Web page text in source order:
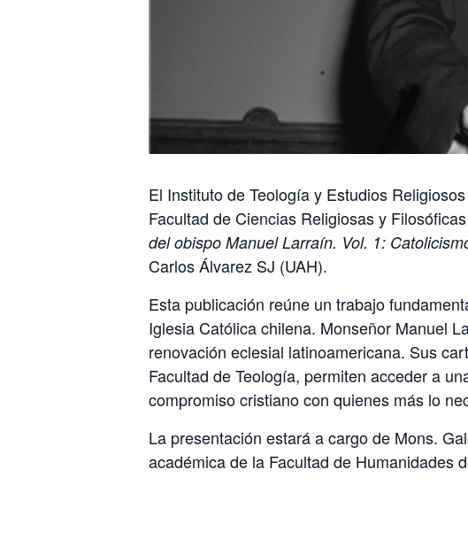
El Instituto de Teología y Estudios
Facultad de Ciencias Religiosas y
del obispo Manuel Larraín. Vol. 1:
Carlos Álvarez SJ (UAH).
Esta publicación reúne un trabajo
Iglesia Católica chilena. Monseñor Manuel
renovación eclesial latinoamericana. Sus
Facultad de Teología, permiten acceder a
compromiso cristiano con quienes más lo
La presentación estará a cargo de Mons.
académica de la Facultad de Humanidades